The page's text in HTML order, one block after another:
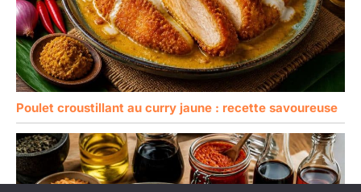
Poulet croustillant au curry jaune : recette savoureuse